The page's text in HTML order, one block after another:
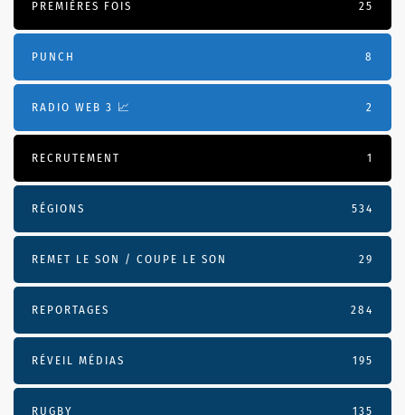
PREMIÈRES FOIS 25
PUNCH 8
RADIO WEB 3 📈 2
RECRUTEMENT 1
RÉGIONS 534
REMET LE SON / COUPE LE SON 29
REPORTAGES 284
RÉVEIL MÉDIAS 195
RUGBY 135